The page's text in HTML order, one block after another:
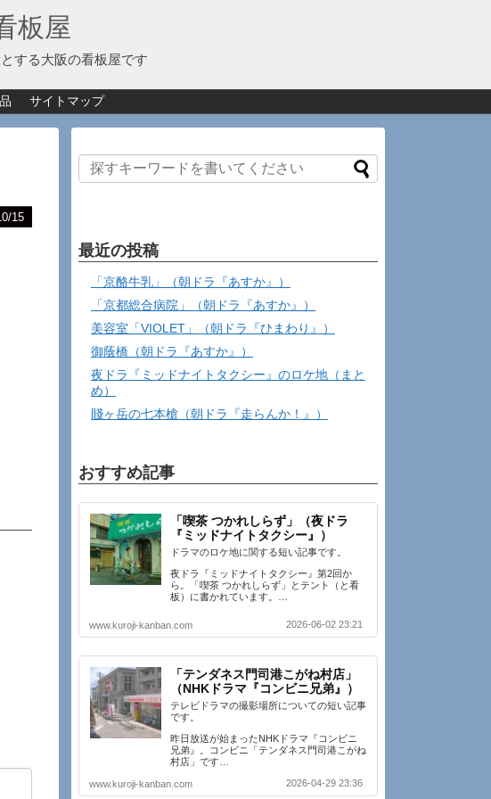
板屋
する大阪の看板屋です
サイトマップ
15
最近の投稿
「京酪牛乳」（朝ドラ『あすか』）
「京都総合病院」（朝ドラ『あすか』）
美容室「VIOLET」（朝ドラ『ひまわり』）
御蔭橋（朝ドラ『あすか』）
夜ドラ『ミッドナイトタクシー』のロケ地（まと
め）
賤ヶ岳の七本槍（朝ドラ『走らんか！』）
おすすめ記事
「喫茶 つかれしらず」（夜ドラ
『ミッドナイトタクシー』）
ドラマのロケ地に関する短い記事です。
夜ドラ『ミッドナイトタクシー』第2回か
ら。「喫茶 つかれしらず」とテント（と看
板）に書かれています。…
www.kuroji-kanban.com 2026-06-02 23:21
「テンダネス門司港こがね村店」
（NHKドラマ『コンビニ兄弟』）
テレビドラマの撮影場所についての短い記事
です。
昨日放送が始まったNHKドラマ『コンビニ
兄弟』。コンビニ「テンダネス門司港こがね
村店」です…
www.kuroji-kanban.com 2026-04-29 23:36